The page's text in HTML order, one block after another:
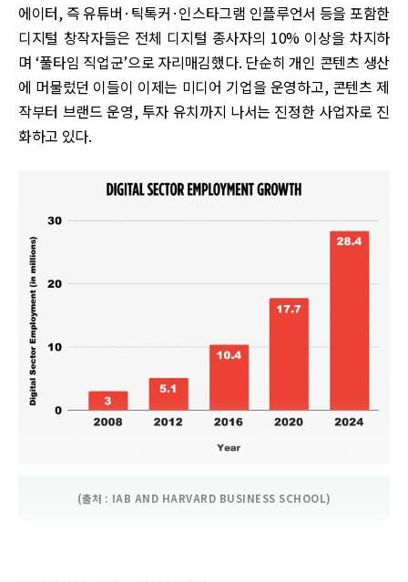
에이터, 즉 유튜버·틱톡커·인스타그램 인플루언서 등을 포함한
디지털 창작자들은 전체 디지털 종사자의 10% 이상을 차지하
며 ‘풀타임 직업군’으로 자리매김했다. 단순히 개인 콘텐츠 생산
에 머물렀던 이들이 이제는 미디어 기업을 운영하고, 콘텐츠 제
작부터 브랜드 운영, 투자 유치까지 나서는 진정한 사업자로 진
화하고 있다.
(출처 : IAB AND HARVARD BUSINESS SCHOOL)